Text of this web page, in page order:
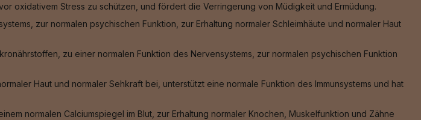
oxidativem Stress zu schützen, und fördert die Verringerung von Müdigkeit und Ermüdung.
zur normalen psychischen Funktion, zur Erhaltung normaler Schleimhäute und normaler Haut
zu einer normalen Funktion des Nervensystems, zur normalen psychischen Funktion
Haut und normaler Sehkraft bei, unterstützt eine normale Funktion des Immunsystems und hat
normalen Calciumspiegel im Blut, zur Erhaltung normaler Knochen, Muskelfunktion und Zähne